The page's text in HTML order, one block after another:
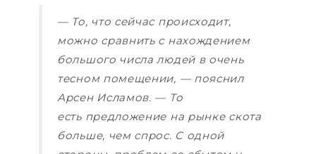
— То, что сейчас происходит,
можно сравнить с нахождением
большого числа людей в очень
тесном помещении, — пояснил
Арсен Исламов. — То
есть предложение на рынке скота
больше, чем спрос. С одной